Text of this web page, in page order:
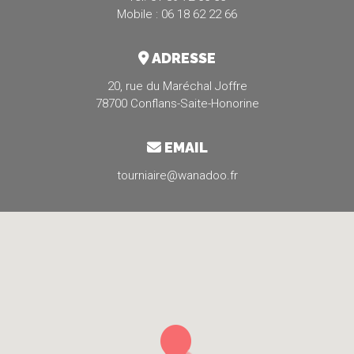
Mobile : 06 18 62 22 66
ADRESSE
20, rue du Maréchal Joffre
78700 Conflans-Saite-Honorine
EMAIL
tourniaire@wanadoo.fr